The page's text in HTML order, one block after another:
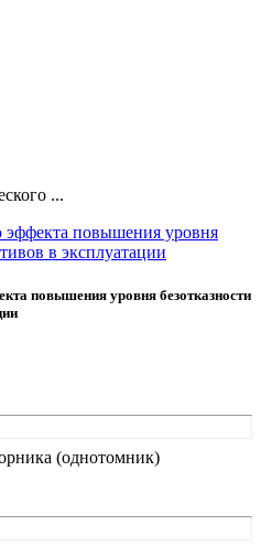
...
эффекта повышения уровня
в эксплуатации
повышения уровня безотказности
(однотомник)